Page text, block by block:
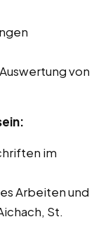
von
im
Arbeiten und
St.